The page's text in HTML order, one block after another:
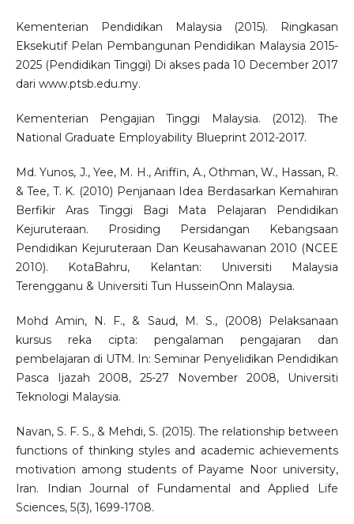
Kementerian Pendidikan Malaysia (2015). Ringkasan
Eksekutif Pelan Pembangunan Pendidikan Malaysia 2015-
2025 (Pendidikan Tinggi) Di akses pada 10 December 2017
dari www.ptsb.edu.my.
Kementerian Pengajian Tinggi Malaysia. (2012). The
National Graduate Employability Blueprint 2012-2017.
Md. Yunos, J., Yee, M. H., Ariffin, A., Othman, W., Hassan, R.
& Tee, T. K. (2010) Penjanaan Idea Berdasarkan Kemahiran
Berfikir Aras Tinggi Bagi Mata Pelajaran Pendidikan
Kejuruteraan. Prosiding Persidangan Kebangsaan
Pendidikan Kejuruteraan Dan Keusahawanan 2010 (NCEE
2010). KotaBahru, Kelantan: Universiti Malaysia
Terengganu & Universiti Tun HusseinOnn Malaysia.
Mohd Amin, N. F., & Saud, M. S., (2008) Pelaksanaan
kursus reka cipta: pengalaman pengajaran dan
pembelajaran di UTM. In: Seminar Penyelidikan Pendidikan
Pasca Ijazah 2008, 25-27 November 2008, Universiti
Teknologi Malaysia.
Navan, S. F. S., & Mehdi, S. (2015). The relationship between
functions of thinking styles and academic achievements
motivation among students of Payame Noor university,
Iran. Indian Journal of Fundamental and Applied Life
Sciences, 5(3), 1699-1708.